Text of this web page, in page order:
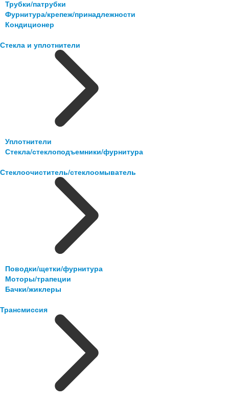
Трубки/патрубки
Фурнитура/крепеж/принадлежности
Кондиционер
Стекла и уплотнители
Уплотнители
Стекла/стеклоподъемники/фурнитура
Стеклоочиститель/стеклоомыватель
Поводки/щетки/фурнитура
Моторы/трапеции
Бачки/жиклеры
Трансмиссия